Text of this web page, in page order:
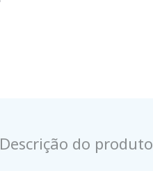
Descrição do produto